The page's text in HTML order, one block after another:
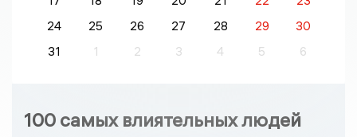
24
25 26 27 28 29
30
31
1 2 3 4 5 6
100 самых влиятельных людей